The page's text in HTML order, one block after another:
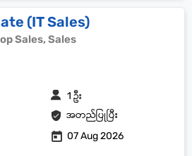
(IT Sales)
Sales, Sales
အတည်ပြုပြီး
1 ဦး
07 Aug 2026